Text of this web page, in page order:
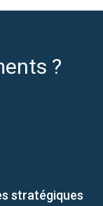
?
stratégiques